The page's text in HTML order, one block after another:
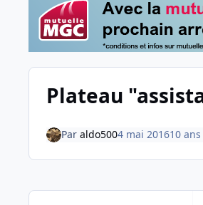
Plateau
Par aldo5004 mai 201610 ans